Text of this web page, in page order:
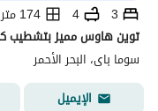
3
4
174 متر مربع
سوما باى، البحر الأحمر
الإيميل